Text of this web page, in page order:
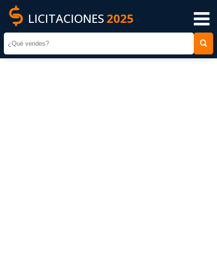
LICITACIONES 2025